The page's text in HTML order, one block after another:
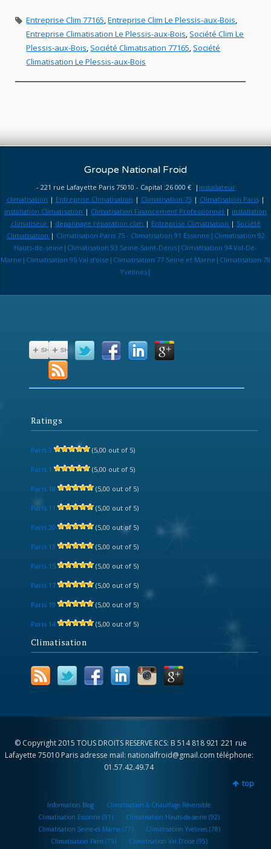
Entreprise Clim 77165,Entreprise Clim Le Plessis-aux-Bois,
Entreprise Climatisation Le Plessis-aux-Bois, Société Clim Le
Plessis-aux-Bois, Société Climatisation 77165, Société
Climatisation Le Plessis-aux-Bois
Groupe National Froid
- 221 rue Lafayette Paris 75010 - Capital :26 000 € | installateur
climatisation | Entreprise Climatisation | Climatisation 75| Climatisation Paris|
installation Climatisation | Climatisation Financement Professionnel | installation
climatiseur | depannage réparation clim | Entreprise Climatisation | Société
Climatisation | Climatisation Paris 75 - Climatisation 91 Essonne|Climatisation 92
Hauts-de-seine|Climatisation 93 Seine-Saint-Denis|Climatisation 94 Val-De-
Marne|Climatisation 95 Val d'oise|Climatisation 77 Seine et Marne|Climatisation 78
Yvelines|
Ratings
Paris 3 (5,00 out of 5)
Paris 1 (5,00 out of 5)
Paris 18 (5,00 out of 5)
Paris 11 (5,00 out of 5)
Paris 20 (5,00 out of 5)
Paris 13 (5,00 out of 5)
Paris 15 (5,00 out of 5)
Paris 17 (5,00 out of 5)
Paris 19 (5,00 out of 5)
Paris 14 (5,00 out of 5)
Climatisation
© Copyright 2015 TOUS DROITS RESERVE RCS: B 514 818 921 221 rue
Lafayette 75010 Paris adresse mail: nationalfroid@gmail.com téléphone:
01.57.42.49.74
top
Information Blog
Climatisation & Chauffage Réversible
Climatisation Essonne (91)
Climatisation Hauts-de-seine (92)
Climatisation Seine-et-Marne (77)
Climatisation Yvelines (78)
Climatisation Paris (75)
Climatisation Val-D’oise (95)